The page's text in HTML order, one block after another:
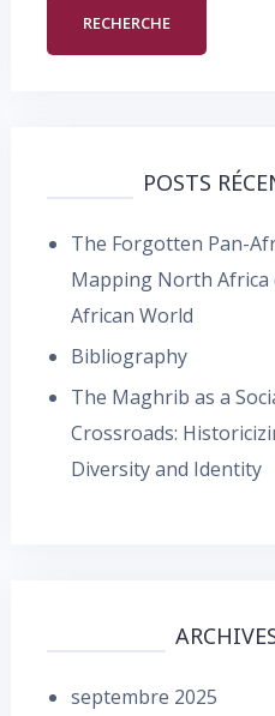
POSTS
The Forgotten Pan-
Mapping North Africa
African World
Bibliography
The Maghrib as a
Crossroads:
Diversity and Identity
septembre 2025